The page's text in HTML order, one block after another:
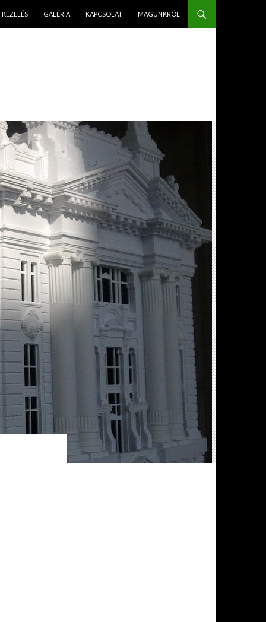
GALÉRIA KAPCSOLAT MAGUNKRÓL